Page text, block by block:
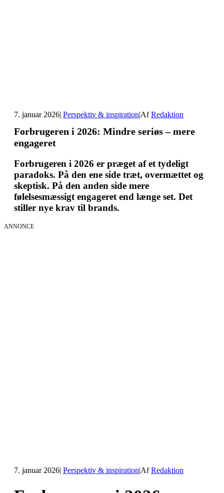
7. januar 2026| Perspektiv & inspiration|AfRedaktion
Forbrugeren i 2026: Mindre seriøs – mere
engageret
Forbrugeren i 2026 er præget af et tydeligt
paradoks. På den ene side træt, overmættet og
skeptisk. På den anden side mere
følelsesmæssigt engageret end længe set. Det
stiller nye krav til brands.
ANNONCE
7. januar 2026| Perspektiv & inspiration|AfRedaktion